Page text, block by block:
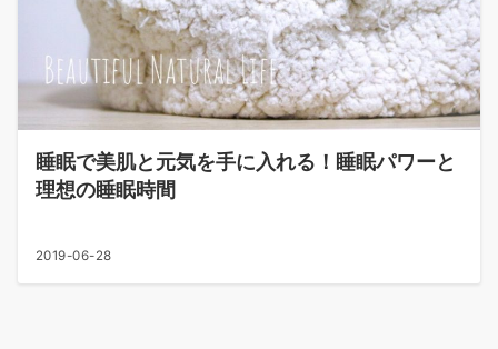
睡眠で美肌と元気を手に入れる！睡眠パワーと
理想の睡眠時間
2019-06-28